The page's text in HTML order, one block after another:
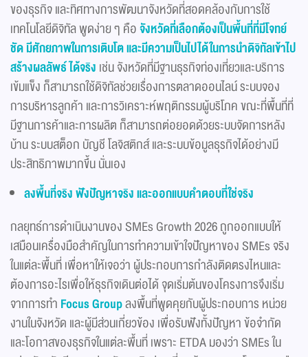
ของธุรกิจ และทิศทางการพัฒนาจังหวัดที่สอดคล้องกับการใช้
เทคโนโลยีดิจิทัล พูดง่าย ๆ คือจังหวัดที่เลือกต้องเป็นพื้นที่ที่มีโจทย์
ชัด มีศักยภาพในการเติบโต และมีความเป็นไปได้ในการนำดิจิทัลเข้าไป
สร้างผลลัพธ์ได้จริง เช่น จังหวัดที่มีฐานธุรกิจท่องเที่ยวและบริการ
เข้มแข็ง ก็สามารถใช้ดิจิทัลช่วยเรื่องการตลาดออนไลน์ ระบบจอง
การบริหารลูกค้า และการวิเคราะห์พฤติกรรมผู้บริโภค ขณะที่พื้นที่ที่
มีฐานการค้าและการผลิต ก็สามารถต่อยอดด้วยระบบจัดการหลัง
บ้าน ระบบสต็อก บัญชี โลจิสติกส์ และระบบข้อมูลธุรกิจได้อย่างมี
ประสิทธิภาพมากขึ้น นั่นเอง
ลงพื้นที่จริง ฟังปัญหาจริง และออกแบบคำตอบที่ใช่จริง
กลยุทธ์การดำเนินงานของ SMEs Growth 2026 ถูกออกแบบให้
เสมือนเครื่องมือสำคัญในการทำความเข้าใจปัญหาของ SMEs จริง
ในแต่ละพื้นที่ เพื่อหาให้เจอว่า ผู้ประกอบการกำลังติดตรงไหนและ
ต้องการอะไรเพื่อให้ธุรกิจเดินต่อได้ จุดเริ่มต้นของโครงการจึงเริ่ม
จากการทำ Focus Groupลงพื้นที่พูดคุยกับผู้ประกอบการ หน่วย
งานในจังหวัด และผู้มีส่วนเกี่ยวข้อง เพื่อรับฟังทั้งปัญหา ข้อจำกัด
และโอกาสของธุรกิจในแต่ละพื้นที่ เพราะ ETDA มองว่า SMEs ใน